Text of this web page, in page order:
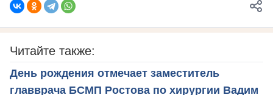
Читайте также:
День рождения отмечает заместитель
главврача БСМП Ростова по хирургии Вадим